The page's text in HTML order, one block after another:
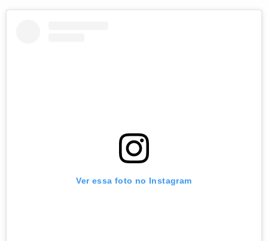
Ver essa foto no Instagram